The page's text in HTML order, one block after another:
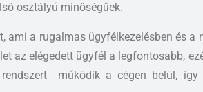
osztályú minőségűek.
ami a rugalmas ügyfélkezelésben és
az elégedett ügyfél a legfontosabb,
rendszert működik a cégen belül,